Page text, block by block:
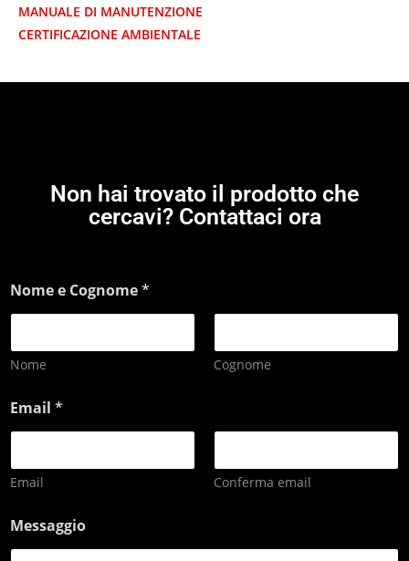
MANUALE DI MANUTENZIONE
CERTIFICAZIONE AMBIENTALE
Non hai trovato il prodotto che
cercavi? Contattaci ora
Nome e Cognome*
Nome Cognome
Email *
Email Conferma email
Messaggio